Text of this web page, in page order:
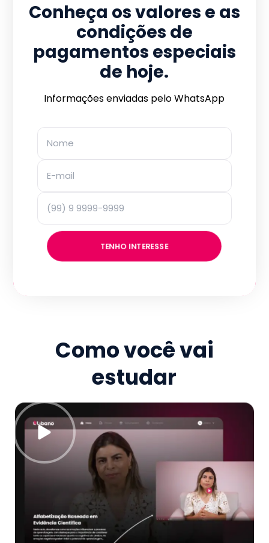
Conheça os valores e as
condições de
pagamentos especiais
de hoje.
Informações enviadas pelo WhatsApp
TENHO INTERESSE
Como você vai
estudar